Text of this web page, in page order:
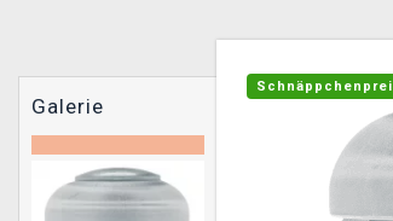
Galerie